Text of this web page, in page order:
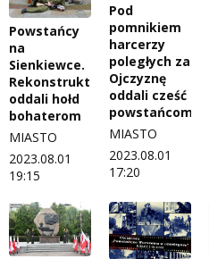
Powstańcy
na
Sienkiewce.
Rekonstruktorzy
oddali hołd
bohaterom
MIASTO
2023.08.01
19:15
Pod
pomnikiem
harcerzy
poległych za
Ojczyznę
oddali cześć
powstańcom
MIASTO
2023.08.01
17:20